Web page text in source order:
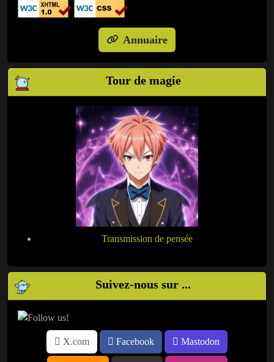
Annuaire
Tour de magie
Transmission de pensée
Suivez-nous sur ...
X.com Facebook Mastodon